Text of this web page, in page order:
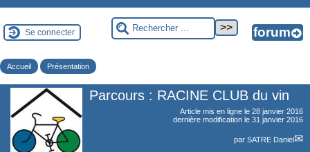
Se connecter
Accueil Présentation
Parcours : RACINE CLUB du vin
Article mis en ligne le 28 janvier 2016
dernière modification le 31 janvier 2016
par SATRE Daniel